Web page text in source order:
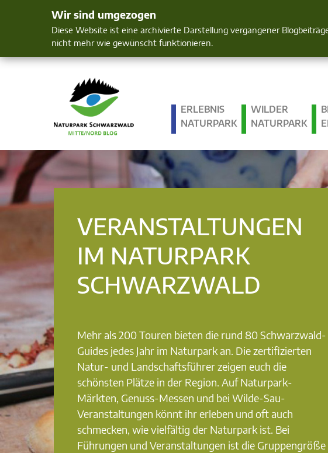
Wir sind umgezogen
Diese Website ist eine archivierte Darstellung vergangener
nicht mehr wie gewünscht funktionieren.
Mensch und Natur
ERLEBNIS
NATURPARK
WILDER
NATURPARK
VERANSTALTUNGEN
IM NATURPARK
SCHWARZWALD
Mehr als 200 Touren bieten die rund 80 Schwarzwald-
Guides jedes Jahr im Naturpark an. Die zertifizierten
Natur- und Landschaftsführer zeigen euch die
schönsten Plätze in der Region. Auf Naturpark-
Märkten, Genuss-Messen und bei Wilde-Sau-
Veranstaltungen könnt ihr erleben und oft auch
schmecken, wie vielfältig der Naturpark ist. Bei
Führungen und Veranstaltungen ist die Gruppengröße